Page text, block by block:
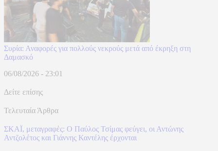
Συρία: Αναφορές για πολλούς νεκρούς μετά από έκρηξη στη
Δαμασκό
06/08/2026 - 23:01
Δείτε επίσης
Τελευταία Άρθρα
ΣΚΑΪ, μεταγραφές: Ο Παύλος Τσίμας φεύγει, οι Αντώνης
Αντζολέτος και Γιάννης Καντέλης έρχονται